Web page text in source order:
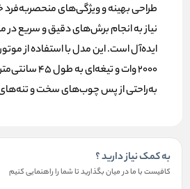
طراحی بهینه و ویژگی‌های منحصربه‌فرد
نیاز به انجام برش‌های دقیق و سریع در
ایده‌آل است. این مدل با استفاده از
2000 وات و
به‌راحتی از پس چوب‌های سخت و تنه‌های
به کمک نیاز دارید ؟
کافیست با ما در میان بگذارید تا شما را راهنمایی کنیم